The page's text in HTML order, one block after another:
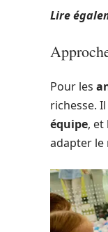
Lire
Pour les
richesse.
équipe, et
adapter le